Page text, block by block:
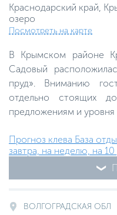
Краснодарский край,
озеро
Посмотреть на карте
В Крымском районе
Садовый
пруд». Вниманию
отдельно стоящих
предложениям и уровня
Прогноз клева База
завтра, на неделю, на
ВОЛГОГРАДСКАЯ ОБЛ